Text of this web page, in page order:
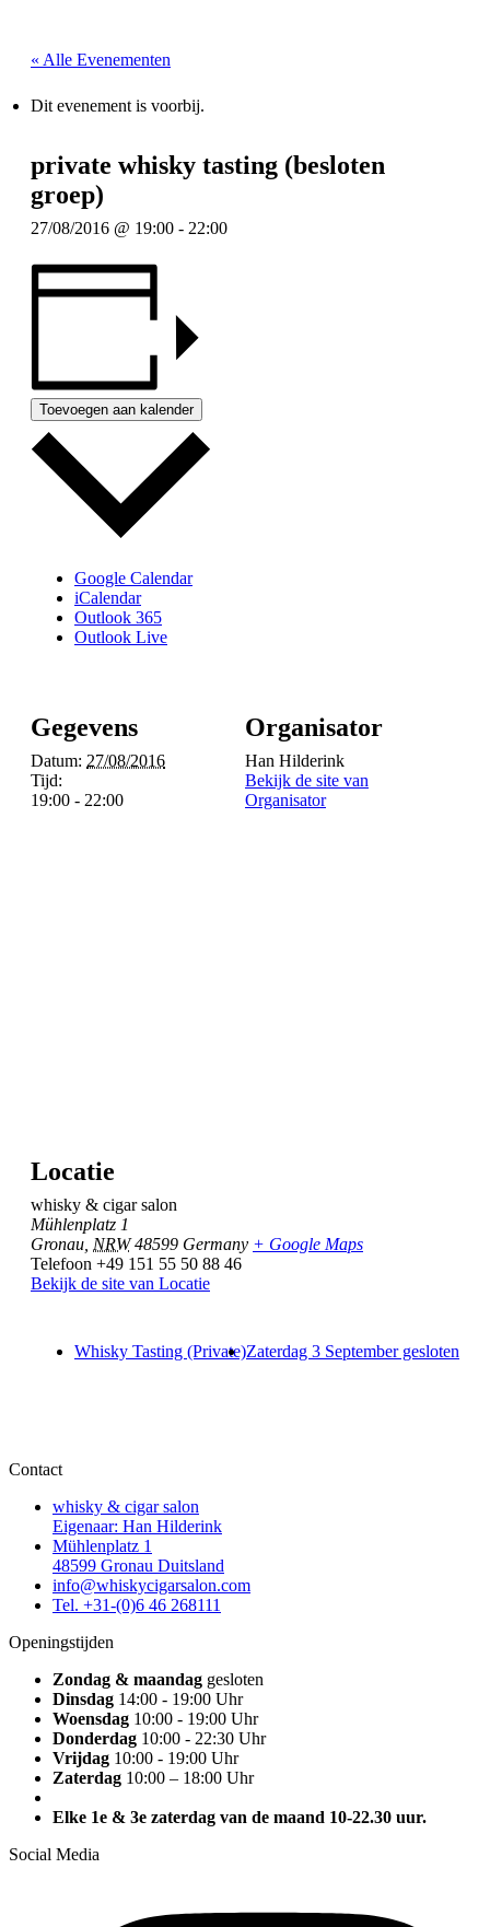
« Alle Evenementen
Dit evenement is voorbij.
private whisky tasting (besloten
groep)
27/08/2016 @ 19:00 - 22:00
Toevoegen aan kalender
Google Calendar
iCalendar
Outlook 365
Outlook Live
Gegevens
Datum: 27/08/2016
Tijd:
19:00 - 22:00
Organisator
Han Hilderink
Bekijk de site van
Organisator
Locatie
whisky & cigar salon
Mühlenplatz 1
Gronau NRW 48599 Germany + Google Maps
Telefoon +49 151 55 50 88 46
Bekijk de site van Locatie
Whisky Tasting (Private)Zaterdag 3 September gesloten
Contact
whisky & cigar salon
Eigenaar: Han Hilderink
Mühlenplatz 1
48599 Gronau Duitsland
info@whiskycigarsalon.com
Tel. +31-(0)6 46 268111
Openingstijden
Zondag & maandag gesloten
Dinsdag 14:00 - 19:00 Uhr
Woensdag 10:00 - 19:00 Uhr
Donderdag 10:00 - 22:30 Uhr
Vrijdag 10:00 - 19:00 Uhr
Zaterdag 10:00 – 18:00 Uhr
Elke 1e & 3e zaterdag van de maand 10-22.30 uur.
Social Media